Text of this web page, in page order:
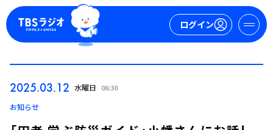
ログイン
2025.03.12 水曜日 06:30
お知らせ